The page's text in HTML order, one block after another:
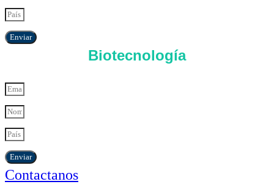
Enviar
Biotecnología
Enviar
Contactanos